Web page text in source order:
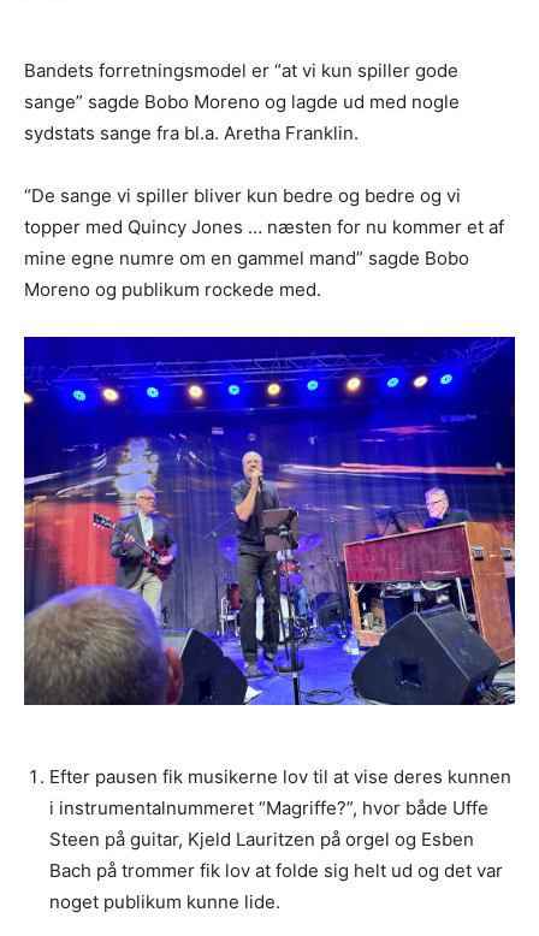
Bandets forretningsmodel er “at vi kun spiller gode
sange” sagde Bobo Moreno og lagde ud med nogle
sydstats sange fra bl.a. Aretha Franklin.
“De sange vi spiller bliver kun bedre og bedre og vi
topper med Quincy Jones … næsten for nu kommer et af
mine egne numre om en gammel mand” sagde Bobo
Moreno og publikum rockede med.
Efter pausen fik musikerne lov til at vise deres kunnen
i instrumentalnummeret “Magriffe?”, hvor både Uffe
Steen på guitar, Kjeld Lauritzen på orgel og Esben
Bach på trommer fik lov at folde sig helt ud og det var
noget publikum kunne lide.